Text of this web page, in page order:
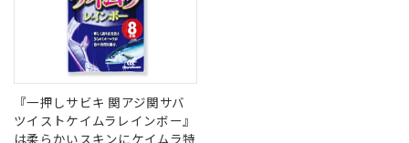
『一押しサビキ 関アジ関サバ
ツイストケイムラレインボー』
は柔らかいスキンにケイムラ特